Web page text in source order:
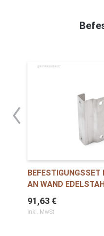
AN WAND
91,63 €
inkl. MwSt